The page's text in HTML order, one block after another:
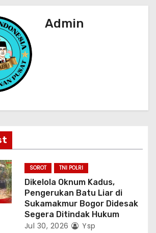
Admin
SOROT TNI POLRI
Dikelola Oknum Kadus,
Pengerukan Batu Liar di
Sukamakmur Bogor Didesak
Segera Ditindak Hukum
Jul 30, 2026 Ysp